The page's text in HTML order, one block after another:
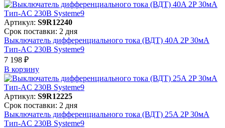
Артикул: S9R12240
Срок поставки: 2 дня
Выключатель дифференциального тока (ВДТ) 40A 2P 30мА
Тип-AC 230В Systeme9
7 198 ₽
В корзинy
Артикул: S9R12225
Срок поставки: 2 дня
Выключатель дифференциального тока (ВДТ) 25A 2P 30мА
Тип-AC 230В Systeme9